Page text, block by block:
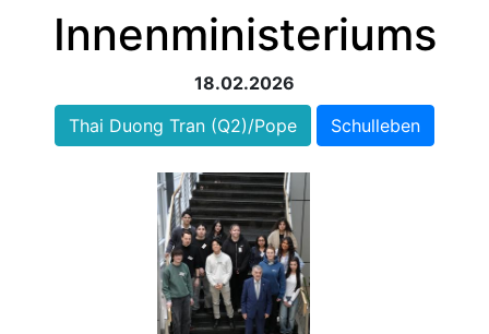
Innenministeriums
18.02.2026
Thai Duong Tran (Q2)/Pope
Schulleben